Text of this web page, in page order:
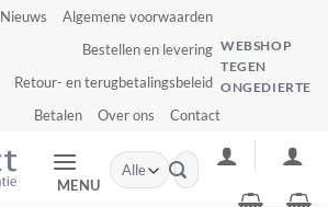
Nieuws
Algemene voorwaarden
Bestellen en levering
Retour- en terugbetalingsbeleid
Betalen
Over ons Contact
WEBSHOP
TEGEN
ONGEDIERTE
MENU
Zoeken
naar: